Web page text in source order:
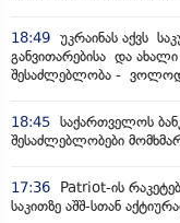
18:49 უკრაინას აქვს
განვითარებისა და ახალი
შესაძლებლობა -
18:45 საქართველოს
შესაძლებლობები
17:36
Patriot-ის
საკითზე აშშ-სთან